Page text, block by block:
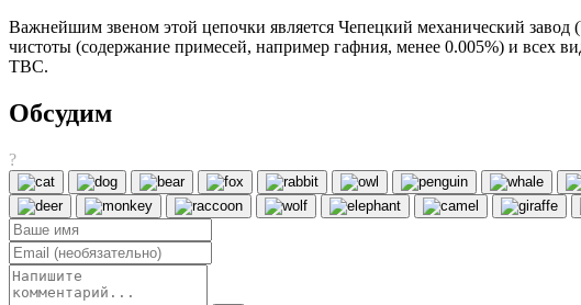
Важнейшим звеном этой цепочки является Чепецкий механический
чистоты (содержание примесей, например гафния, менее 0.005%) и всех
ТВС.
Обсудим
?